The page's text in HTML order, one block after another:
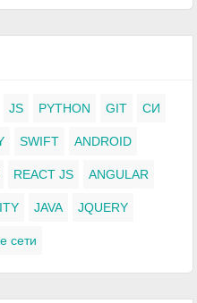
JS PYTHON GIT СИ
SWIFT ANDROID
REACT JS ANGULAR
JAVA JQUERY
сети